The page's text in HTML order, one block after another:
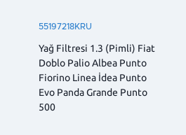
55197218KRU
Yağ Filtresi 1.3 (Pimli) Fiat
Doblo Palio Albea Punto
Fiorino Linea İdea Punto
Evo Panda Grande Punto
500